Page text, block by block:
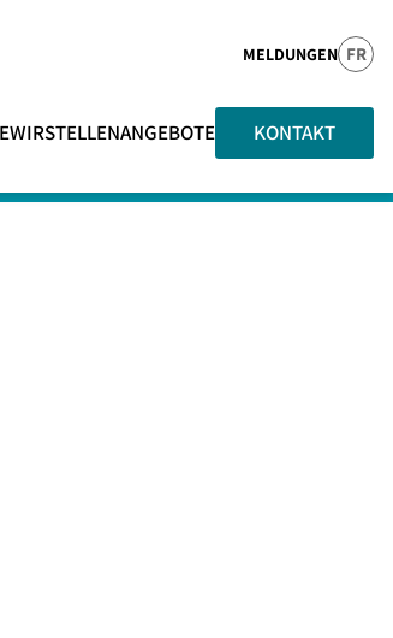
MELDUNGEN FR
WIRSTELLENANGEBOTE KONTAKT